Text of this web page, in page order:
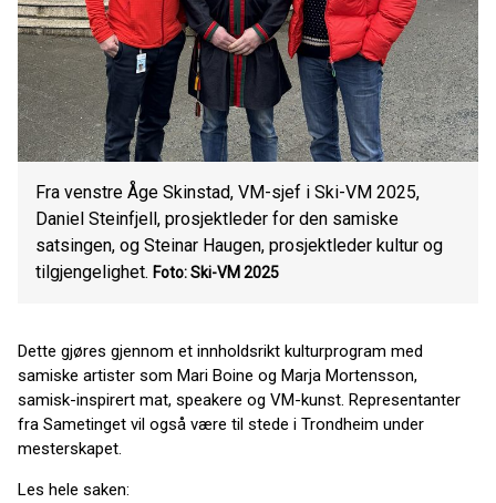
Fra venstre Åge Skinstad, VM-sjef i Ski-VM 2025,
Daniel Steinfjell, prosjektleder for den samiske
satsingen, og Steinar Haugen, prosjektleder kultur og
tilgjengelighet. Foto: Ski-VM 2025
Dette gjøres gjennom et innholdsrikt kulturprogram med
samiske artister som Mari Boine og Marja Mortensson,
samisk-inspirert mat, speakere og VM-kunst. Representanter
fra Sametinget vil også være til stede i Trondheim under
mesterskapet.
Les hele saken: